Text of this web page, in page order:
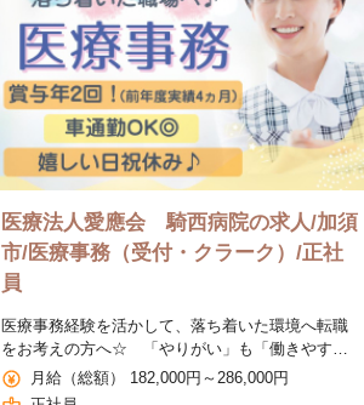
医療法人愛應会 騎西病院の求人/加須
市/医療事務（受付・クラーク）/正社
員
医療事務経験を活かして、落ち着いた環境へ転職
をお考えの方へ☆ 「やりがい」も「働きやす
さ」も、どちらも手に入る職場です♪
月給（総額） 182,000円～286,000円